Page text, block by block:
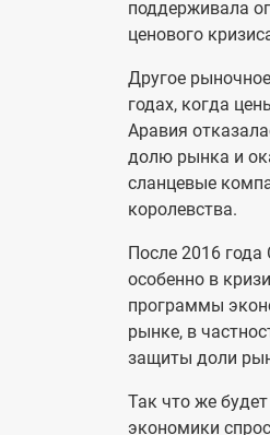
поддерживала
ценового
Другое
годах, когда
Аравия
долю рынка и
сланцевые
королевства.
После 2016
особенно в
программы
рынке, в
защиты доли
Так что же
экономики